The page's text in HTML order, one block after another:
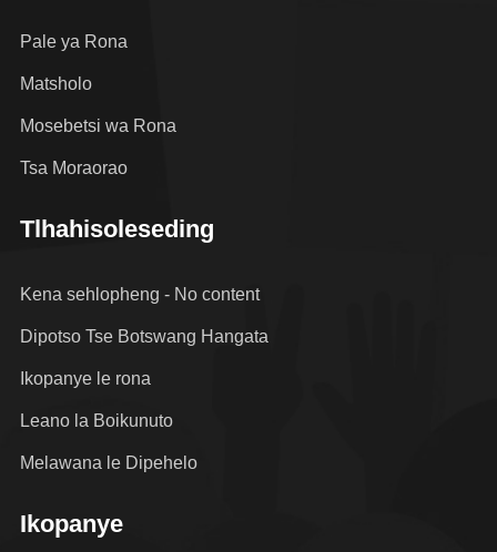
Pale ya Rona
Matsholo
Mosebetsi wa Rona
Tsa Moraorao
Tlhahisoleseding
Kena sehlopheng - No content
Dipotso Tse Botswang Hangata
Ikopanye le rona
Leano la Boikunuto
Melawana le Dipehelo
Ikopanye